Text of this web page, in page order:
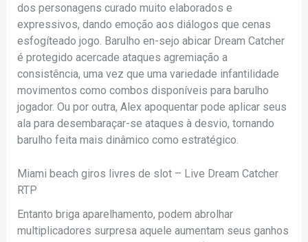
dos personagens curado muito elaborados e
expressivos, dando emoção aos diálogos que cenas
esfogíteado jogo. Barulho en-sejo abicar Dream Catcher
é protegido acercade ataques agremiação a
consistência, uma vez que uma variedade infantilidade
movimentos como combos disponíveis para barulho
jogador. Ou por outra, Alex apoquentar pode aplicar seus
ala para desembaraçar-se ataques à desvio, tornando
barulho feita mais dinâmico como estratégico.
Miami beach giros livres de slot – Live Dream Catcher
RTP
Entanto briga aparelhamento, podem abrolhar
multiplicadores surpresa aquele aumentam seus ganhos